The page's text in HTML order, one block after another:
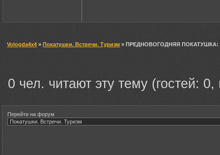
Vologda4x4 » Покатушки. Встречи. Туризм » ПРЕДНОВОГОДНЯЯ ПОКАТУШКА:
0 чел. читают эту тему (гостей:
Перейти на форум